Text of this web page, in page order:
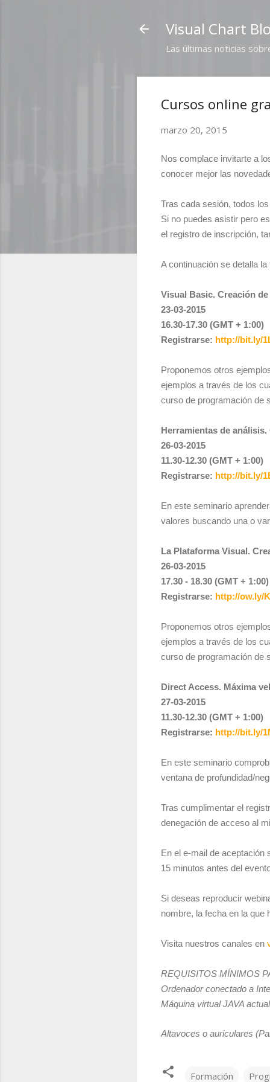
Visual Chart
Las últimas noticias
Cursos online
marzo 20, 2015
Nos complace invitarte a
conocer mejor las
Tras cada sesión, todos
Si no puedes asistir pero
el registro de inscripción,
A continuación se detalla
Visual Basic. Creación
23-03-2015
16.30-17.30 (GMT + 1:00)
Registrarse: http://bit.ly/
Proponemos otros
ejemplos a través de los
curso de programación de
Herramientas de
26-03-2015
11.30-12.30 (GMT + 1:00)
Registrarse: http://bit.ly/
En este seminario
valores buscando una o
La Plataforma Visual.
26-03-2015
17.30 - 18.30 (GMT + 1:00)
Registrarse: http://ow.ly/
Proponemos otros
ejemplos a través de los
curso de programación de
Direct Access. Máxima
27-03-2015
11.30-12.30 (GMT + 1:00)
Registrarse: http://bit.ly/
En este seminario
ventana de profundidad/
Tras cumplimentar el
denegación de acceso al
En el e-mail de aceptación
15 minutos antes del
Si deseas reproducir
nombre, la fecha en la que
Visita nuestros canales en
REQUISITOS MÍNIMOS
Ordenador conectado a
Máquina virtual JAVA
Altavoces o auriculares
Formación